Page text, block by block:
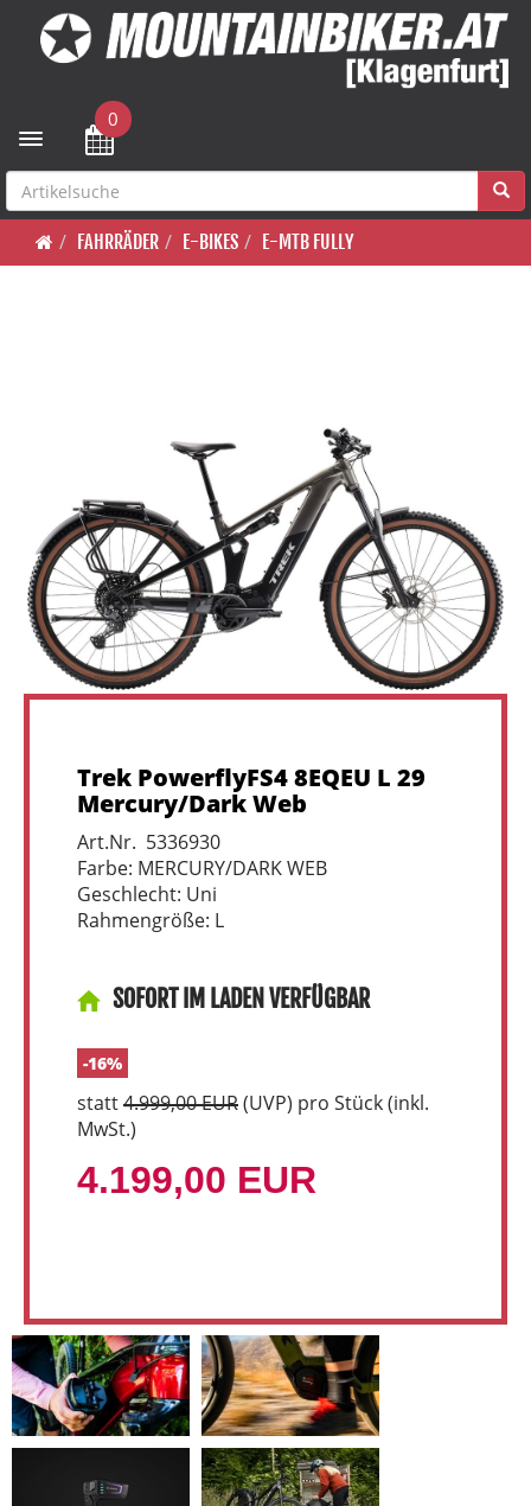
Toggle navigation
0
FAHRRÄDER E-BIKES E-MTB FULLY
Trek PowerflyFS4 8EQEU L 29
Mercury/Dark Web
Art.Nr. 5336930
Farbe: MERCURY/DARK WEB
Geschlecht: Uni
Rahmengröße: L
SOFORT IM LADEN VERFÜGBAR
-16%
statt4.999,00 EUR(UVP) pro Stück (inkl.
MwSt.)
4.199,00 EUR